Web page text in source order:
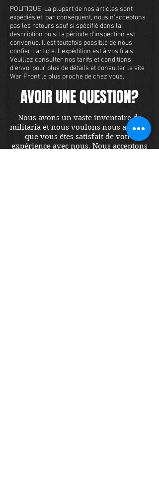
POLITIQUE: La plupart de nos articles sont
expédiés et, par conséquent, nous n'acceptons
pas les retours sauf si spécifié dans la
description ou si la période d'inspection est
convenue. Il est toutefois possible de nous
confier l'article. L'expédition est à vos frais.
Veuillez consulter nos tarifs et conditions
d'envoi pour plus de détails et consulter le site
War Front le plus proche de chez vous.
AVOIR UNE QUESTION?
Nous avons un vaste inventaire de
militaria et nous voulons nous assurer
que vous êtes satisfait de votre
expérience avec nous. Nous acceptons